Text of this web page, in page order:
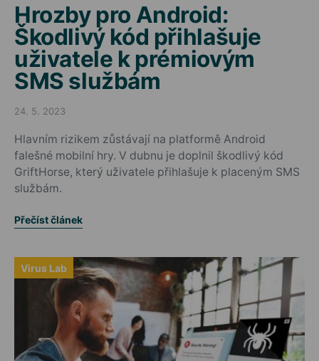
Hrozby pro Android:
Škodlivý kód přihlašuje
uživatele k prémiovým
SMS službám
Posted on
24. 5. 2023
Hlavním rizikem zůstávají na platformě Android
falešné mobilní hry. V dubnu je doplnil škodlivý kód
GriftHorse, který uživatele přihlašuje k placeným SMS
službám.
Přečíst článek
Virus Lab